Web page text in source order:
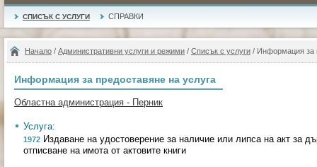
СПИСЪК С УСЛУГИ СПРАВКИ
Начало / Административни услуги и режими / Списък с услуги / Информация за
Информация за предоставяне на услуга
Областна администрация - Перник
Услуга:
1972 Издаване на удостоверение за наличие или липса на акт за
отписване на имота от актовите книги